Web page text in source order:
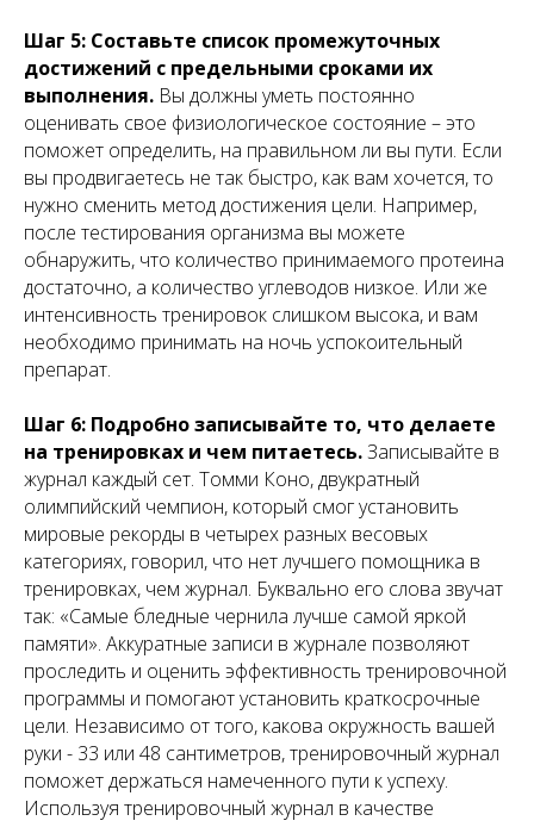
Шаг 5: Составьте список промежуточных
достижений с предельными сроками их
выполнения. Вы должны уметь постоянно
оценивать свое физиологическое состояние – это
поможет определить, на правильном ли вы пути. Если
вы продвигаетесь не так быстро, как вам хочется, то
нужно сменить метод достижения цели. Например,
после тестирования организма вы можете
обнаружить, что количество принимаемого протеина
достаточно, а количество углеводов низкое. Или же
интенсивность тренировок слишком высока, и вам
необходимо принимать на ночь успокоительный
препарат.
Шаг 6: Подробно записывайте то, что делаете
на тренировках и чем питаетесь.Записывайте в
журнал каждый сет. Томми Коно, двукратный
олимпийский чемпион, который смог установить
мировые рекорды в четырех разных весовых
категориях, говорил, что нет лучшего помощника в
тренировках, чем журнал. Буквально его слова звучат
так: «Самые бледные чернила лучше самой яркой
памяти». Аккуратные записи в журнале позволяют
проследить и оценить эффективность тренировочной
программы и помогают установить краткосрочные
цели. Независимо от того, какова окружность вашей
руки - 33 или 48 сантиметров, тренировочный журнал
поможет держаться намеченного пути к успеху.
Используя тренировочный журнал в качестве